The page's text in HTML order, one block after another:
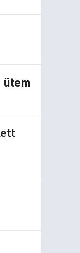
ütem